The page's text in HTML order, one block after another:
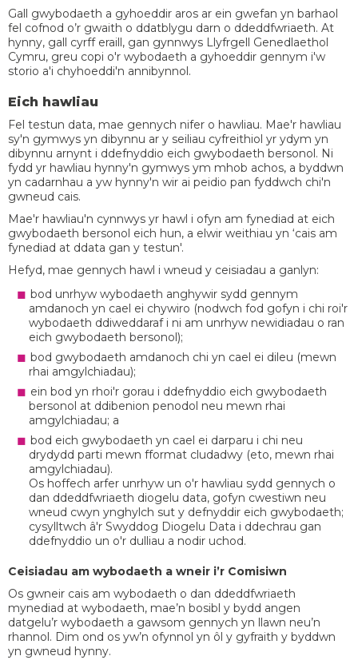
Gall gwybodaeth a gyhoeddir aros ar ein gwefan yn barhaol
fel cofnod o’r gwaith o ddatblygu darn o ddeddfwriaeth. At
hynny, gall cyrff eraill, gan gynnwys Llyfrgell Genedlaethol
Cymru, greu copi o'r wybodaeth a gyhoeddir gennym i'w
storio a'i chyhoeddi'n annibynnol.
Eich hawliau
Fel testun data, mae gennych nifer o hawliau. Mae'r hawliau
sy'n gymwys yn dibynnu ar y seiliau cyfreithiol yr ydym yn
dibynnu arnynt i ddefnyddio eich gwybodaeth bersonol. Ni
fydd yr hawliau hynny'n gymwys ym mhob achos, a byddwn
yn cadarnhau a yw hynny'n wir ai peidio pan fyddwch chi'n
gwneud cais.
Mae'r hawliau'n cynnwys yr hawl i ofyn am fynediad at eich
gwybodaeth bersonol eich hun, a elwir weithiau yn ‘cais am
fynediad at ddata gan y testun'.
Hefyd, mae gennych hawl i wneud y ceisiadau a ganlyn:
bod unrhyw wybodaeth anghywir sydd gennym
amdanoch yn cael ei chywiro (nodwch fod gofyn i chi roi'r
wybodaeth ddiweddaraf i ni am unrhyw newidiadau o ran
eich gwybodaeth bersonol);
bod gwybodaeth amdanoch chi yn cael ei dileu (mewn
rhai amgylchiadau);
ein bod yn rhoi'r gorau i ddefnyddio eich gwybodaeth
bersonol at ddibenion penodol neu mewn rhai
amgylchiadau; a
bod eich gwybodaeth yn cael ei darparu i chi neu
drydydd parti mewn fformat cludadwy (eto, mewn rhai
amgylchiadau).
Os hoffech arfer unrhyw un o'r hawliau sydd gennych o
dan ddeddfwriaeth diogelu data, gofyn cwestiwn neu
wneud cwyn ynghylch sut y defnyddir eich gwybodaeth;
cysylltwch â'r Swyddog Diogelu Data i ddechrau gan
ddefnyddio un o'r dulliau a nodir uchod.
Ceisiadau am wybodaeth a wneir i’r Comisiwn
Os gwneir cais am wybodaeth o dan ddeddfwriaeth
mynediad at wybodaeth, mae’n bosibl y bydd angen
datgelu’r wybodaeth a gawsom gennych yn llawn neu’n
rhannol. Dim ond os yw’n ofynnol yn ôl y gyfraith y byddwn
yn gwneud hynny.